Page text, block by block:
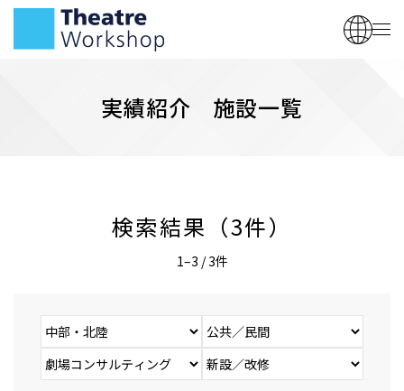
実績紹介 施設一覧
検索結果（3件）
1–3 / 3件